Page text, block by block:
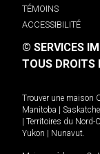
TÉMOINS
ACCESSIBILITÉ
© SERVICES
TOUS DROITS
Trouver une maison
Manitoba |
| Territoires du Nord-
Yukon | Nunavut.